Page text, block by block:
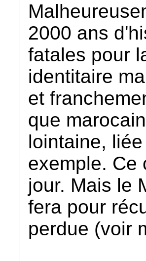
2000 ans
fatales pour
identitaire
et
que
lointaine,
exemple. Ce
jour. Mais le
fera pour
perdue (voir